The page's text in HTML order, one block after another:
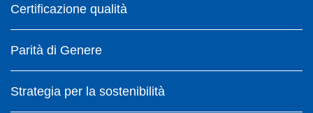
Certificazione qualità
Parità di Genere
Strategia per la sostenibilità